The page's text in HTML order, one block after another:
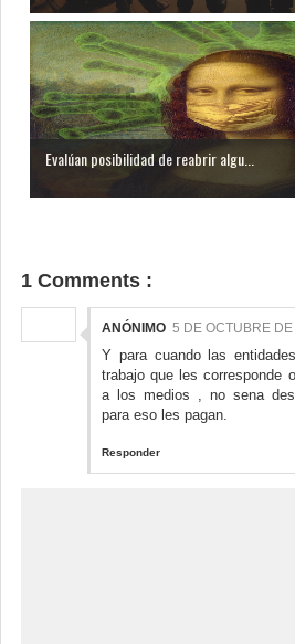
Evalúan posibilidad de reabrir algu...
1 Comments :
ANÓNIMO 5 DE OCTUBRE
Y para cuando las
trabajo que les corresponde
a los medios , no sena
para eso les pagan.
Responder